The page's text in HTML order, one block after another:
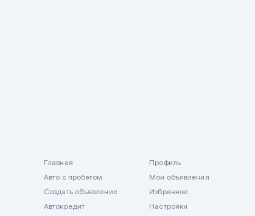
Главная
Авто с пробегом
Создать объявление
Автокредит
Профиль
Мои объявления
Избранное
Настройки